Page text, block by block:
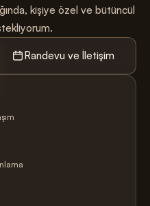
kişiye özel ve bütüncül
Randevu ve İletişim